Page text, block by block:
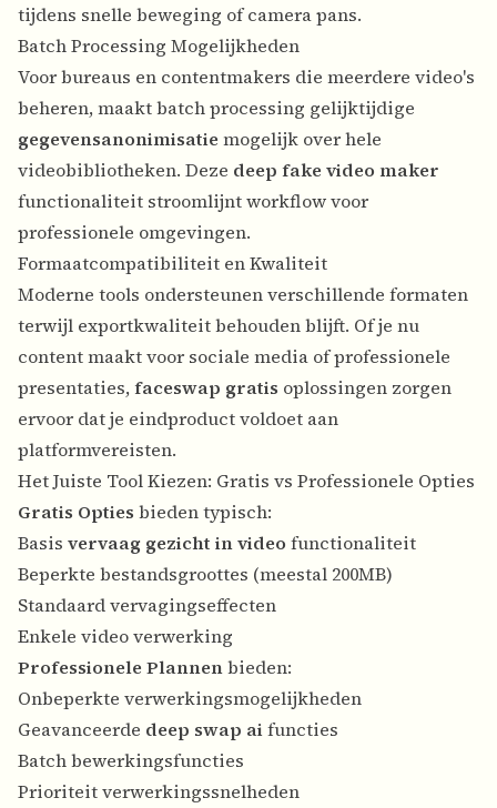
tijdens snelle beweging of camera pans.
Batch Processing Mogelijkheden
Voor bureaus en contentmakers die meerdere video's
beheren, maakt batch processing gelijktijdige
gegevensanonimisatie mogelijk over hele
videobibliotheken. Deze deep fake video maker
functionaliteit stroomlijnt workflow voor
professionele omgevingen.
Formaatcompatibiliteit en Kwaliteit
Moderne tools ondersteunen verschillende formaten
terwijl exportkwaliteit behouden blijft. Of je nu
content maakt voor sociale media of professionele
presentaties,faceswap gratis oplossingen zorgen
ervoor dat je eindproduct voldoet aan
platformvereisten.
Het Juiste Tool Kiezen: Gratis vs Professionele Opties
Gratis Opties bieden typisch:
Basis vervaag gezicht in video functionaliteit
Beperkte bestandsgroottes (meestal 200MB)
Standaard vervagingseffecten
Enkele video verwerking
Professionele Plannenbieden:
Onbeperkte verwerkingsmogelijkheden
Geavanceerde deep swap aifuncties
Batch bewerkingsfuncties
Prioriteit verwerkingssnelheden